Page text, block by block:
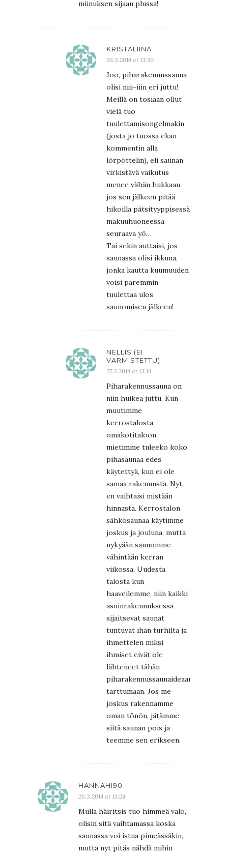
miinuksen sijaan plussa!
KRISTALIINA
26.3.2014 at 13:50
Joo, piharakennussauna
olisi niii-iiin eri juttu!
Meillä on tosiaan ollut
vielä tuo
tuulettamisongelmakin
(josta jo tuossa ekan
kommentin alla
lörpöttelin), eli saunan
virkistävä vaikutus
menee vähän hukkaan,
jos sen jälkeen pitää
hikoilla pätsityyppisessä
makuuhuoneessa
seuraava yö…
Tai sekin auttaisi, jos
saunassa olisi ikkuna,
jonka kautta kuumuuden
voisi paremmin
tuulettaa ulos
saunomisen jälkeen!
NELLIS (EI
VARMISTETTU)
27.3.2014 at 13:14
Piharakennussauna on
niin huikea juttu. Kun
muutimme
kerrostalosta
omakotitaloon
mietimme tuleeko koko
pihasaunaa edes
käytettyä, kun ei ole
samaa rakennusta. Nyt
en vaihtaisi mistään
hinnasta. Kerrostalon
sähkösaunaa käytimme
joskus ja jouluna, mutta
nykyään saunomme
vähintään kerran
viikossa. Uudesta
talosta kun
haaveilemme, niin kaikki
asuinrakennuksessa
sijaitsevat saunat
tuntuvat ihan turhilta ja
ihmettelen miksi
ihmiset eivät ole
lähteneet tähän
piharakennussaunaideaan
tarttumaan. Jos me
joskus rakennamme
oman tönön, jätämme
siitä saunan pois ja
teemme sen erikseen.
HANNAHI90
26.3.2014 at 13:24
Mulla häiritsis tuo himmeä valo,
olisin sitä vaihtamassa koska
saunassa voi istua pimeässäkin,
mutta nyt pitäs nähdä mihin